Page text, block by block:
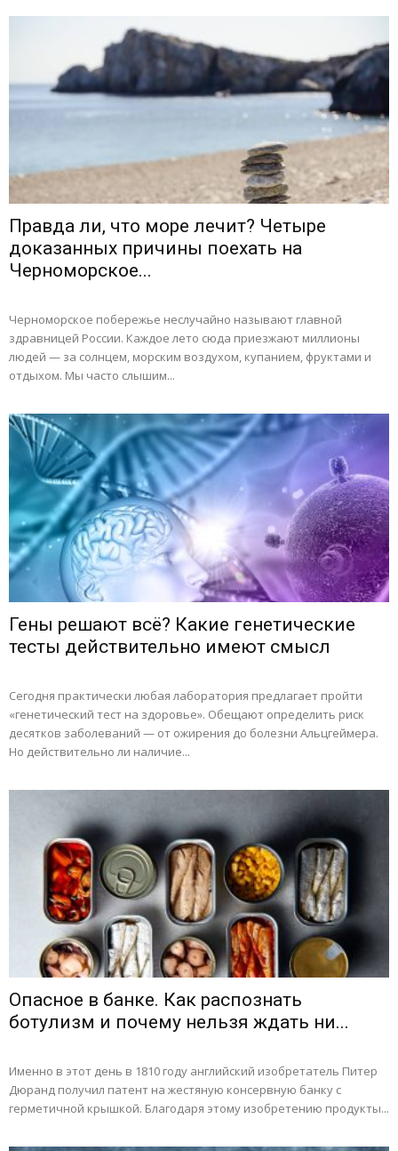
Правда ли, что море лечит? Четыре
доказанных причины поехать на
Черноморское...
Черноморское побережье неслучайно называют главной
здравницей России. Каждое лето сюда приезжают миллионы
людей — за солнцем, морским воздухом, купанием, фруктами и
отдыхом. Мы часто слышим...
Гены решают всё? Какие генетические
тесты действительно имеют смысл
Сегодня практически любая лаборатория предлагает пройти
«генетический тест на здоровье». Обещают определить риск
десятков заболеваний — от ожирения до болезни Альцгеймера.
Но действительно ли наличие...
Опасное в банке. Как распознать
ботулизм и почему нельзя ждать ни...
Именно в этот день в 1810 году английский изобретатель Питер
Дюранд получил патент на жестяную консервную банку с
герметичной крышкой. Благодаря этому изобретению продукты...